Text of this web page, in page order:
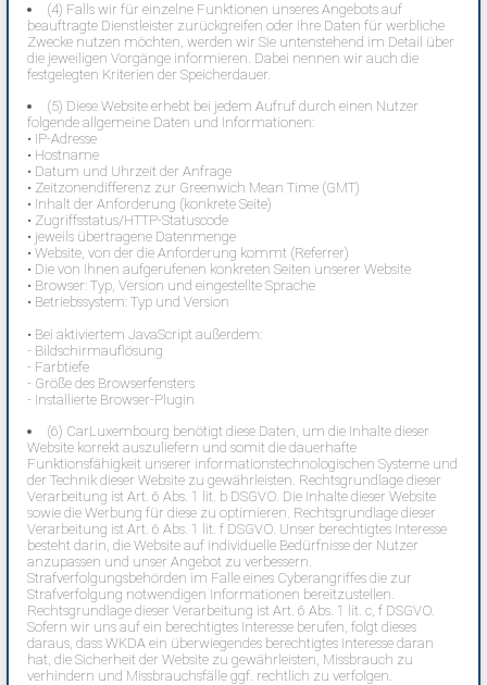
(4) Falls wir für einzelne Funktionen unseres Angebots auf
beauftragte Dienstleister zurückgreifen oder Ihre Daten für werbliche
Zwecke nutzen möchten, werden wir Sie untenstehend im Detail über
die jeweiligen Vorgänge informieren. Dabei nennen wir auch die
festgelegten Kriterien der Speicherdauer.
(5) Diese Website erhebt bei jedem Aufruf durch einen Nutzer
folgende allgemeine Daten und Informationen:
• IP-Adresse
• Hostname
• Datum und Uhrzeit der Anfrage
• Zeitzonendifferenz zur Greenwich Mean Time (GMT)
• Inhalt der Anforderung (konkrete Seite)
• Zugriffsstatus/HTTP-Statuscode
• jeweils übertragene Datenmenge
• Website, von der die Anforderung kommt (Referrer)
• Die von Ihnen aufgerufenen konkreten Seiten unserer Website
• Browser: Typ, Version und eingestellte Sprache
• Betriebssystem: Typ und Version
• Bei aktiviertem JavaScript außerdem:
- Bildschirmauflösung
- Farbtiefe
- Größe des Browserfensters
- Installierte Browser-Plugin
(6) CarLuxembourg benötigt diese Daten, um die Inhalte dieser
Website korrekt auszuliefern und somit die dauerhafte
Funktionsfähigkeit unserer informationstechnologischen Systeme und
der Technik dieser Website zu gewährleisten. Rechtsgrundlage dieser
Verarbeitung ist Art. 6 Abs. 1 lit. b DSGVO. Die Inhalte dieser Website
sowie die Werbung für diese zu optimieren. Rechtsgrundlage dieser
Verarbeitung ist Art. 6 Abs. 1 lit. f DSGVO. Unser berechtigtes Interesse
besteht darin, die Website auf individuelle Bedürfnisse der Nutzer
anzupassen und unser Angebot zu verbessern.
Strafverfolgungsbehörden im Falle eines Cyberangriffes die zur
Strafverfolgung notwendigen Informationen bereitzustellen.
Rechtsgrundlage dieser Verarbeitung ist Art. 6 Abs. 1 lit. c, f DSGVO.
Sofern wir uns auf ein berechtigtes Interesse berufen, folgt dieses
daraus, dass WKDA ein überwiegendes berechtigtes Interesse daran
hat, die Sicherheit der Website zu gewährleisten, Missbrauch zu
verhindern und Missbrauchsfälle ggf. rechtlich zu verfolgen.